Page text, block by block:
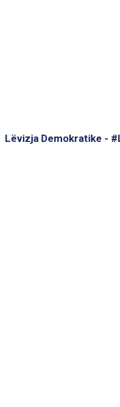
Lëvizja Demokratike -